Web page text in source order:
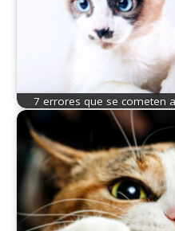
7 errores que se cometen